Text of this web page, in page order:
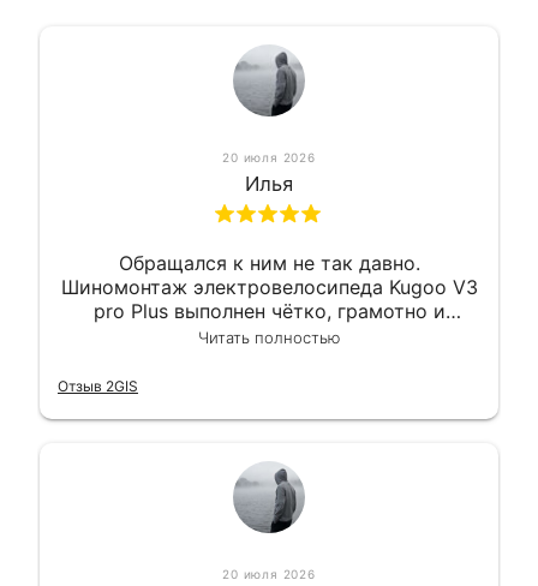
20 июля 2026
Илья
Обращался к ним не так давно.
Шиномонтаж электровелосипеда Kugoo V3
pro Plus выполнен чётко, грамотно и
квалифицированно. Всё сделано
Читать полностью
Отзыв 2GIS
20 июля 2026